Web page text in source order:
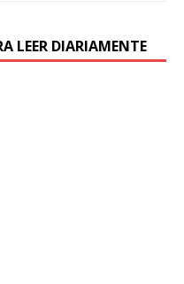
LEER DIARIAMENTE